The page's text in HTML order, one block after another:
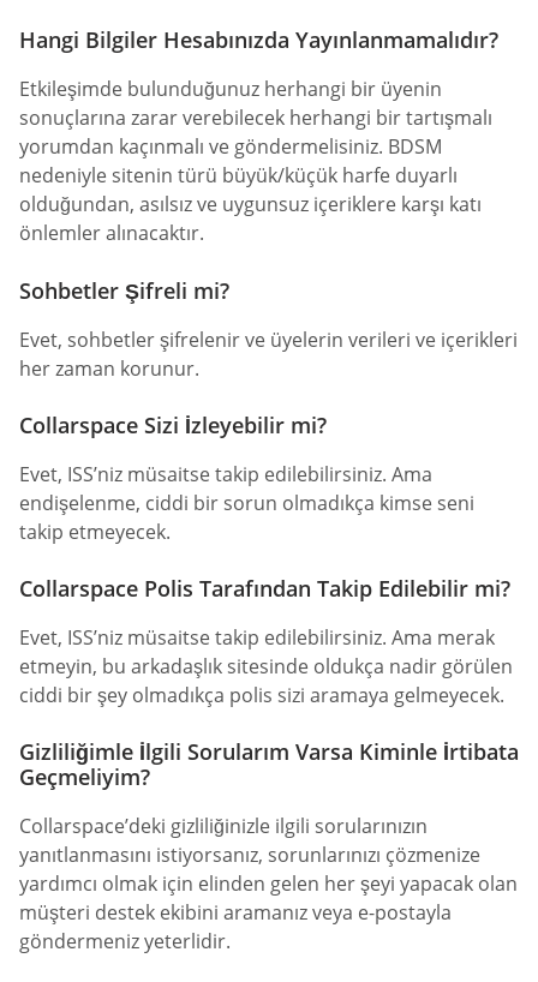
Hangi Bilgiler Hesabınızda Yayınlanmamalıdır?
Etkileşimde bulunduğunuz herhangi bir üyenin
sonuçlarına zarar verebilecek herhangi bir tartışmalı
yorumdan kaçınmalı ve göndermelisiniz. BDSM
nedeniyle sitenin türü büyük/küçük harfe duyarlı
olduğundan, asılsız ve uygunsuz içeriklere karşı katı
önlemler alınacaktır.
Sohbetler Şifreli mi?
Evet, sohbetler şifrelenir ve üyelerin verileri ve içerikleri
her zaman korunur.
Collarspace Sizi İzleyebilir mi?
Evet, ISS’niz müsaitse takip edilebilirsiniz. Ama
endişelenme, ciddi bir sorun olmadıkça kimse seni
takip etmeyecek.
Collarspace Polis Tarafından Takip Edilebilir mi?
Evet, ISS’niz müsaitse takip edilebilirsiniz. Ama merak
etmeyin, bu arkadaşlık sitesinde oldukça nadir görülen
ciddi bir şey olmadıkça polis sizi aramaya gelmeyecek.
Gizliliğimle İlgili Sorularım Varsa Kiminle İrtibata
Geçmeliyim?
Collarspace’deki gizliliğinizle ilgili sorularınızın
yanıtlanmasını istiyorsanız, sorunlarınızı çözmenize
yardımcı olmak için elinden gelen her şeyi yapacak olan
müşteri destek ekibini aramanız veya e-postayla
göndermeniz yeterlidir.